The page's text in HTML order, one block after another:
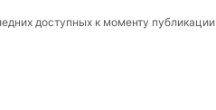
доступных к моменту публикации